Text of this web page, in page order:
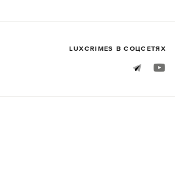
LUXСRIMES В СОЦСЕТЯХ